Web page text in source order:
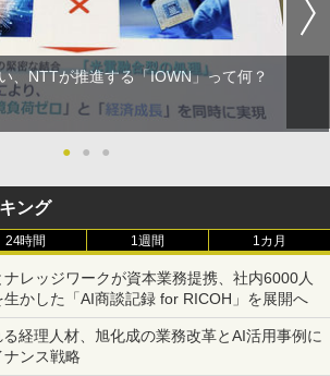
、NTTが推進する「IOWN」って何？
● ● ●
ング
24時間 1週間 1カ月
ナレッジワークが資本業務提携、社内6000人
かした「AI商談記録 for RICOH」を展開へ
経理人材、旭化成の業務改革とAI活用事例に
ナンス戦略